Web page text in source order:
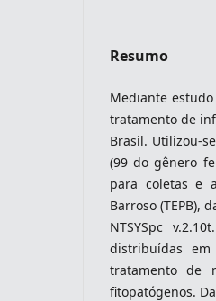
Resumo
Mediante
tratamento de
Brasil. Utilizou-
(99 do gênero
para coletas e
Barroso (TEPB),
NTSYSpc
distribuídas
tratamento de
fitopatógenos.
indexadores-